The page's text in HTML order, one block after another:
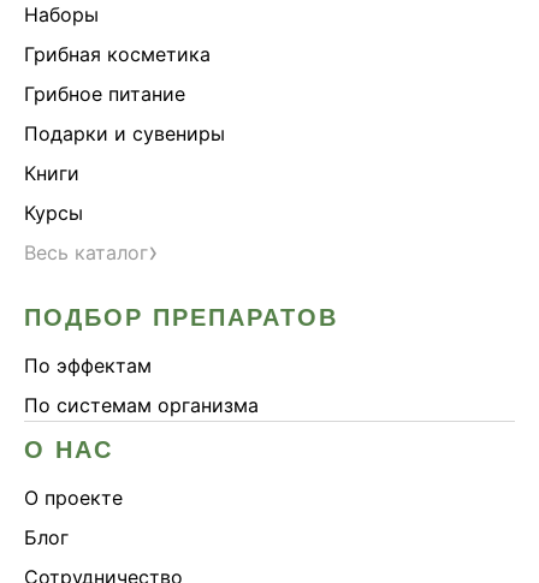
Наборы
Грибная косметика
Грибное питание
Подарки и сувениры
Книги
Курсы
Весь каталог›
ПОДБОР ПРЕПАРАТОВ
По эффектам
По системам организма
О НАС
О проекте
Блог
Сотрудничество